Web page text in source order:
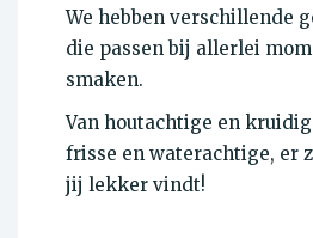
We hebben verschillende
die passen bij allerlei
smaken.
Van houtachtige en
frisse en waterachtige, er
jij lekker vindt!